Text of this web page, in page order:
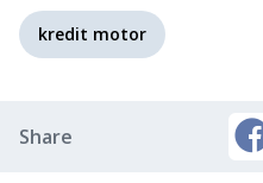
kredit motor
Share